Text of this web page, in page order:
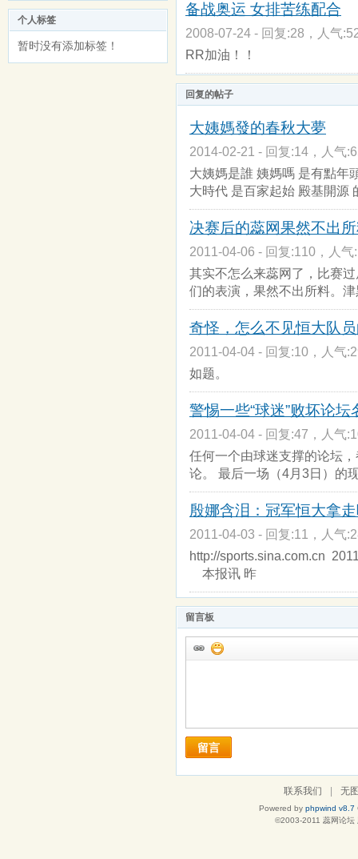
个人标签
暂时没有添加标签！
备战奥运 女排苦练配合
2008-07-24 - 回复:28，人气
RR加油！！
回复的帖子
大姨媽發的春秋大夢
2014-02-21 - 回复:14，人气
大姨媽是誰 姨媽嗎 是有點年
大時代 是百家起始 殿基開源
决赛后的蕊网果然不出
2011-04-06 - 回复:110，人
其实不怎么来蕊网了，比赛
们的表演，果然不出所料。
奇怪，怎么不见恒大队
2011-04-04 - 回复:10，人气
如题。
警惕一些“球迷”败坏论
2011-04-04 - 回复:47，人气
任何一个由球迷支撑的论坛
论。 最后一场（4月3日）的
殷娜含泪：冠军恒大拿
2011-04-03 - 回复:11，人气
http://sports.sina.com.cn
本报讯 昨
留言板
留言
联系我们 无
Powered by phpwind v8.7
©2003-2011 蕊网论坛